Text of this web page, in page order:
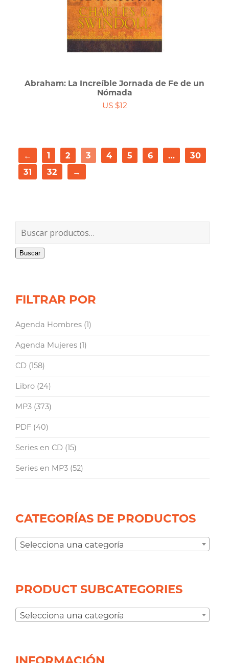
Abraham: La Increíble Jornada de Fe de un
Nómada
US $12
← 1 2 3 4 5 6 …
30
31
32 →
Buscar
FILTRAR POR
Agenda Hombres (1)
Agenda Mujeres (1)
CD (158)
Libro (24)
MP3 (373)
PDF (40)
Series en CD (15)
Series en MP3 (52)
CATEGORÍAS DE PRODUCTOS
Selecciona una categoría
PRODUCT SUBCATEGORIES
Selecciona una categoría